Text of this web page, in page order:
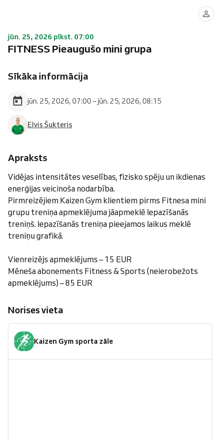
jūn. 25, 2026 plkst. 07:00
FITNESS Pieaugušo mini grupa
Sīkāka informācija
jūn. 25, 2026, 07:00 – jūn. 25, 2026, 08:15
Elvis Šukteris
Apraksts
Vidējas intensitātes veselības, fizisko spēju un ikdienas
enerģijas veicinoša nodarbība.
Pirmreizējiem Kaizen Gym klientiem pirms Fitnesa mini
grupu treniņa apmeklējuma jāapmeklē Iepazīšanās
treniņš. Iepazīšanās treniņa pieejamos laikus meklē
treniņu grafikā.
Vienreizējs apmeklējums – 15 EUR
Mēneša abonements Fitness & Sports (neierobežots
apmeklējums) – 85 EUR
Norises vieta
Kaizen Gym sporta zāle